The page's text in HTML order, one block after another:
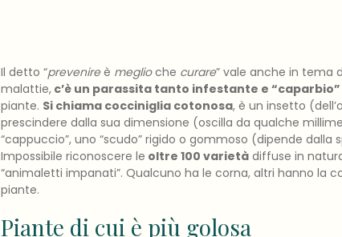
Il detto “prevenireè meglioche curare” vale anche in tema
malattie, c’è un parassita tanto infestante e “caparbio”
piante. Si chiama cocciniglia cotonosa, è un insetto
prescindere dalla sua dimensione (oscilla da qualche
“cappuccio”, uno “scudo” rigido o gommoso (dipende
Impossibile riconoscere le oltre 100 varietà diffuse in
“animaletti impanati”. Qualcuno ha le corna, altri hanno la
piante.
Piante di cui è più golosa